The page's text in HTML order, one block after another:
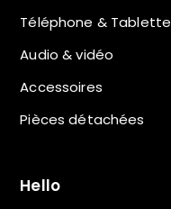
Téléphone & Tablette
Audio & vidéo
Accessoires
Pièces détachées
Hello